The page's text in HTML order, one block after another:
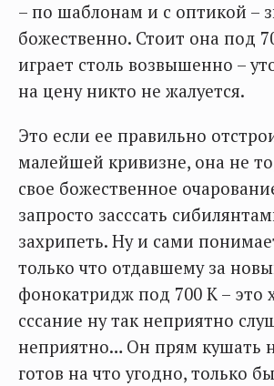
– по шаблонам и с оптикой –
божественно. Стоит она под
играет столь возвышенно –
на цену никто не жалуется.
Это если ее правильно
малейшей кривизне, она не
свое божественное
запросто засссать
захрипеть. Ну и сами
только что отдавшему за
фонокатридж под 700 К – это
сссание ну так неприятно
неприятно… Он прям кушать
готов на что угодно, только